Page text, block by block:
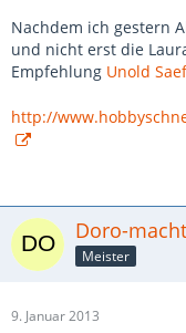
Nachdem ich gestern
und nicht erst die
Empfehlung Unold
http://
Doro-
Meister
9. Januar 2013